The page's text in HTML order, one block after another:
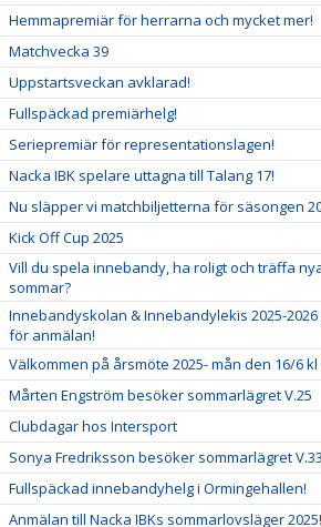
Hemmapremiär för herrarna och mycket mer!
Matchvecka 39
Uppstartsveckan avklarad!
Fullspäckad premiärhelg!
Seriepremiär för representationslagen!
Nacka IBK spelare uttagna till Talang 17!
Nu släpper vi matchbiljetterna för säsongen
Kick Off Cup 2025
Vill du spela innebandy, ha roligt och träffa
sommar?
Innebandyskolan & Innebandylekis 2025-
för anmälan!
Välkommen på årsmöte 2025- mån den 16/6 kl
Mårten Engström besöker sommarlägret V.25
Clubdagar hos Intersport
Sonya Fredriksson besöker sommarlägret
Fullspäckad innebandyhelg i Ormingehallen!
Anmälan till Nacka IBKs sommarlovsläger 2025!